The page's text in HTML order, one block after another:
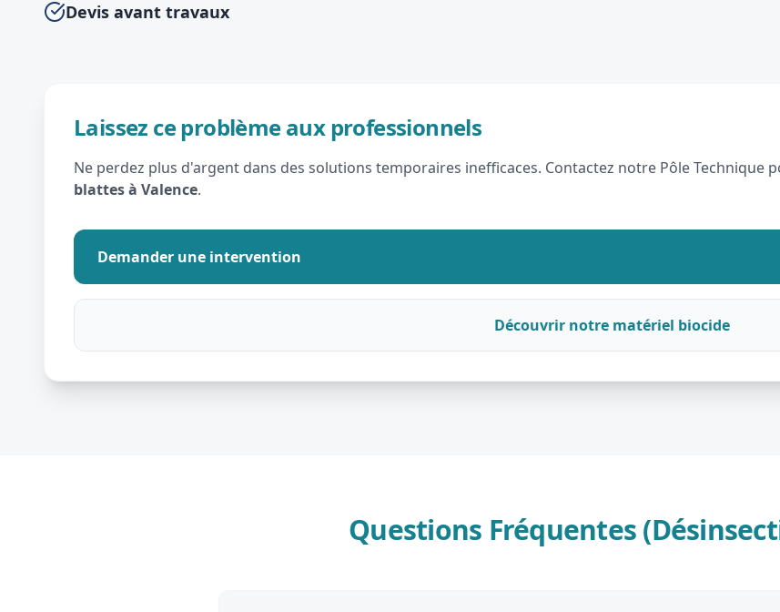
Devis avant travaux
Laissez ce problème aux professionnels
Ne perdez plus d'argent dans des solutions temporaires inefficaces. Contactez notre Pôle Technique
blattes à Valence.
Demander une intervention
Découvrir notre matériel biocide
Questions Fréquentes